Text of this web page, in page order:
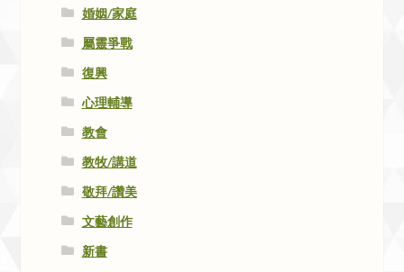
婚姻/家庭
屬靈爭戰
復興
心理輔導
教會
教牧/講道
敬拜/讚美
文藝創作
新書